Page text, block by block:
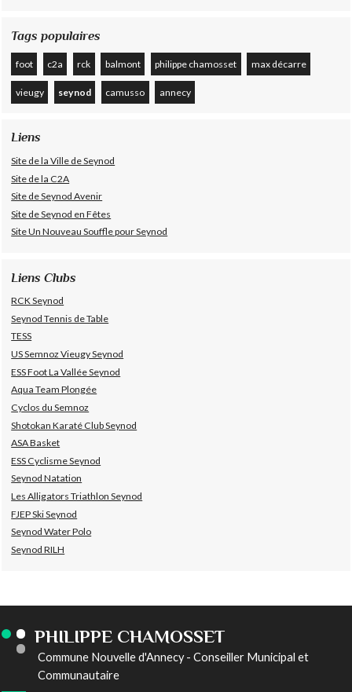
Tags populaires
foot c2a rck balmont philippe chamosset max décarre
vieugy seynod camusso annecy
Liens
Site de la Ville de Seynod
Site de la C2A
Site de Seynod Avenir
Site de Seynod en Fêtes
Site Un Nouveau Souffle pour Seynod
Liens Clubs
RCK Seynod
Seynod Tennis de Table
TESS
US Semnoz Vieugy Seynod
ESS Foot La Vallée Seynod
Aqua Team Plongée
Cyclos du Semnoz
Shotokan Karaté Club Seynod
ASA Basket
ESS Cyclisme Seynod
Seynod Natation
Les Alligators Triathlon Seynod
FJEP Ski Seynod
Seynod Water Polo
Seynod RILH
PHILIPPE CHAMOSSET
Commune Nouvelle d'Annecy - Conseiller Municipal et
Communautaire